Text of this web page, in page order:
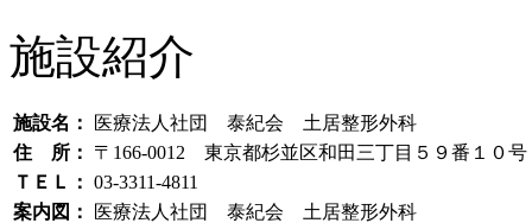
施設紹介
施設名：
医療法人社団 泰紀会 土居整形外科
住 所：
〒166-0012 東京都杉並区和田三丁目５９番１０
ＴＥＬ： 03-3311-4811
案内図：
医療法人社団 泰紀会 土居整形外科